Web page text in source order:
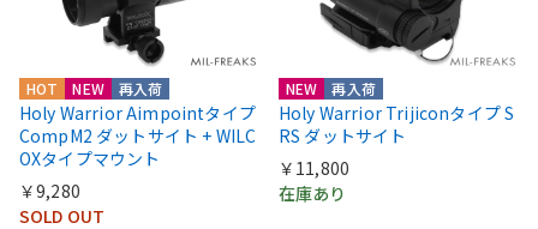
HOT NEW 再入荷
Holy Warrior Aimpointタイプ
CompM2 ダットサイト + WILC
OXタイプマウント
￥9,280
SOLD OUT
NEW 再入荷
Holy Warrior Trijiconタイプ S
RS ダットサイト
￥11,800
在庫あり